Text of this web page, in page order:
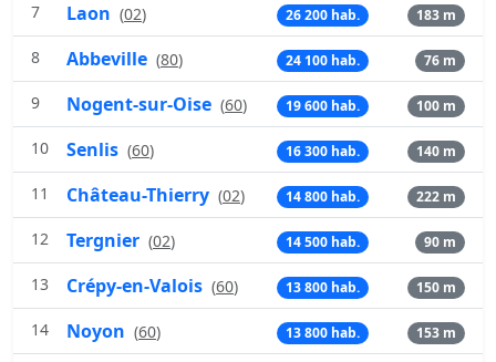
7 Laon (02) 26 200 hab. 183 m
8 Abbeville (80) 24 100 hab. 76 m
9 Nogent-sur-Oise (60) 19 600 hab. 100 m
10 Senlis (60) 16 300 hab. 140 m
11 Château-Thierry (02) 14 800 hab. 222 m
12 Tergnier (02) 14 500 hab. 90 m
13 Crépy-en-Valois (60) 13 800 hab. 150 m
14 Noyon (60) 13 800 hab. 153 m